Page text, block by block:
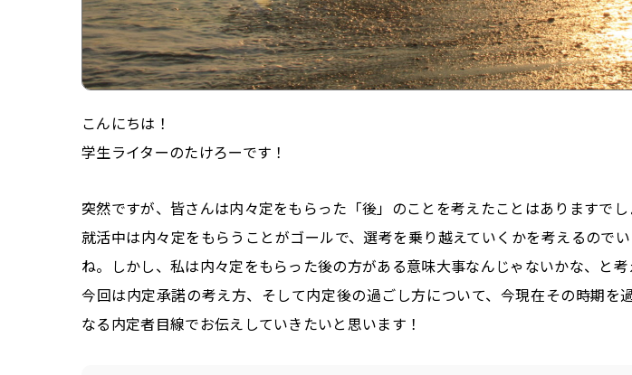
こんにちは！
学生ライターのたけろーです！
突然ですが、皆さんは内々定をもらった「後」のことを考えたことはありますでし
就活中は内々定をもらうことがゴールで、選考を乗り越えていくかを考えるので
ね。しかし、私は内々定をもらった後の方がある意味大事なんじゃないかな、と考
今回は内定承諾の考え方、そして内定後の過ごし方について、今現在その時期を
なる内定者目線でお伝えしていきたいと思います！